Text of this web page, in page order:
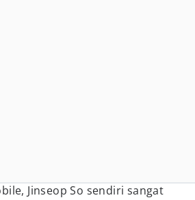
Jinseop So sendiri sangat